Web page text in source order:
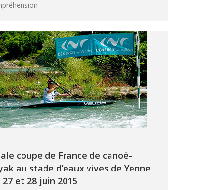
coupe de France de canoë-
au stade d’eaux vives de Yenne
27 et 28 juin 2015